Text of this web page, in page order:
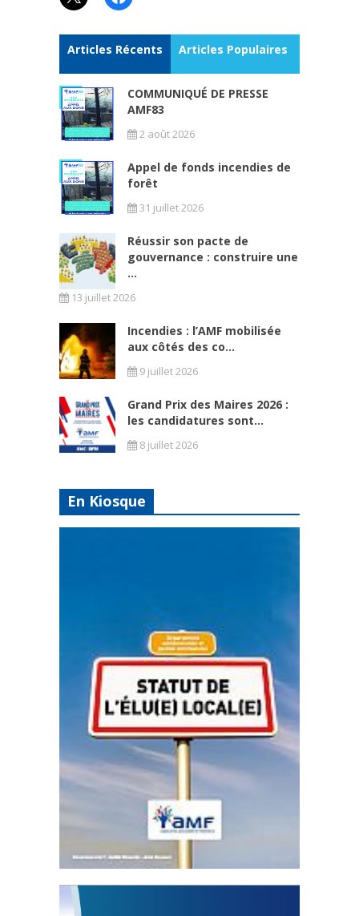
Articles Récents Articles Populaires
COMMUNIQUÉ DE PRESSE
AMF83
2 août 2026
Appel de fonds incendies de
forêt
31 juillet 2026
Réussir son pacte de
gouvernance : construire une
...
13 juillet 2026
Incendies : l’AMF mobilisée
aux côtés des co...
9 juillet 2026
Grand Prix des Maires 2026 :
les candidatures sont...
8 juillet 2026
En Kiosque
Statut de l’élu local
3 avril 2024